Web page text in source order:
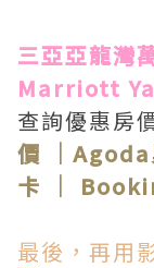
三亞亞龍灣
Marriott
查詢優惠房
價
｜ Agoda
卡 ｜
最後，再用